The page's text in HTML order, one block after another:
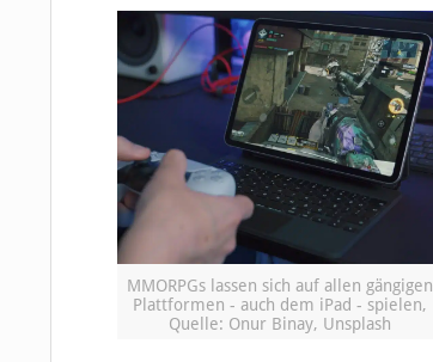
MMORPGs lassen sich auf allen gängigen
Plattformen - auch dem iPad - spielen,
Quelle: Onur Binay, Unsplash